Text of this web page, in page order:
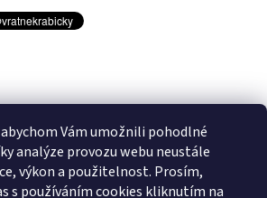
Vám umožnili pohodlné
analýze provozu webu neustále
výkon a použitelnost. Prosím,
s používáním cookies kliknutím na
údajů